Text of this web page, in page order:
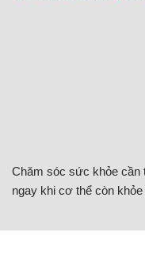
Chăm sóc sức khỏe cần
ngay khi cơ thể còn khỏe